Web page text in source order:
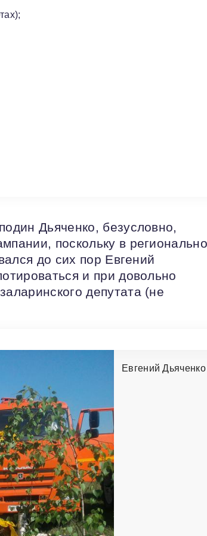
Дьяченко, безусловно,
поскольку в
до сих пор Евгений
и при довольно
депутата (не
Евгений Дьяченко